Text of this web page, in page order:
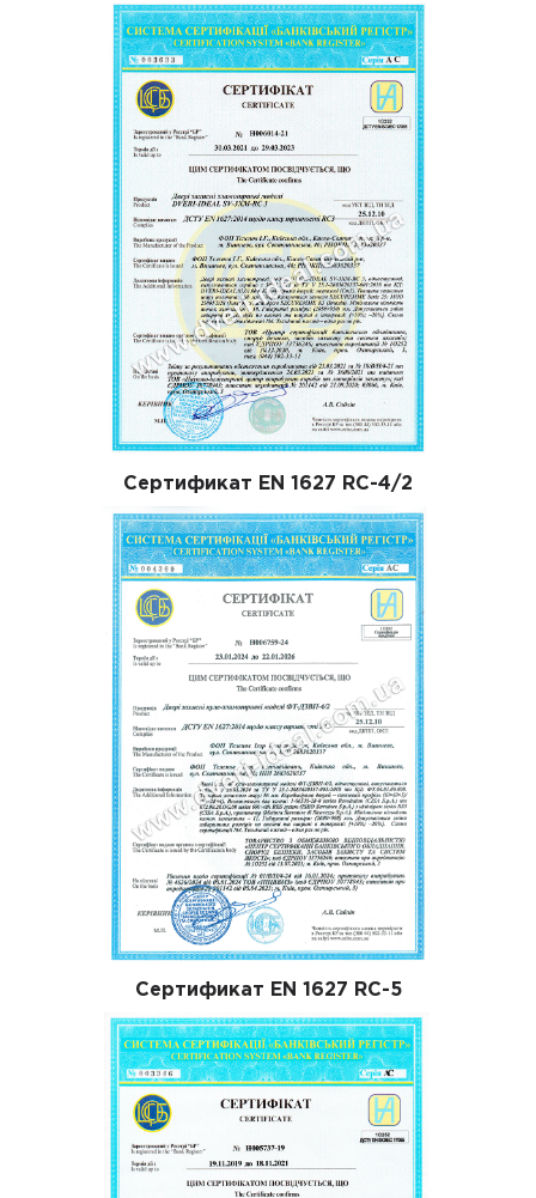
Сертификат EN 1627 RC-4/2
Сертификат EN 1627 RC-5